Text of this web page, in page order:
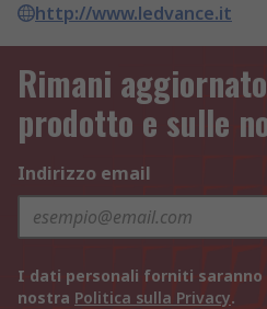
http://www.ledvance.it
Rimani
prodotto e sulle
Indirizzo email
I dati personali forniti
nostra Politica sulla Privacy.